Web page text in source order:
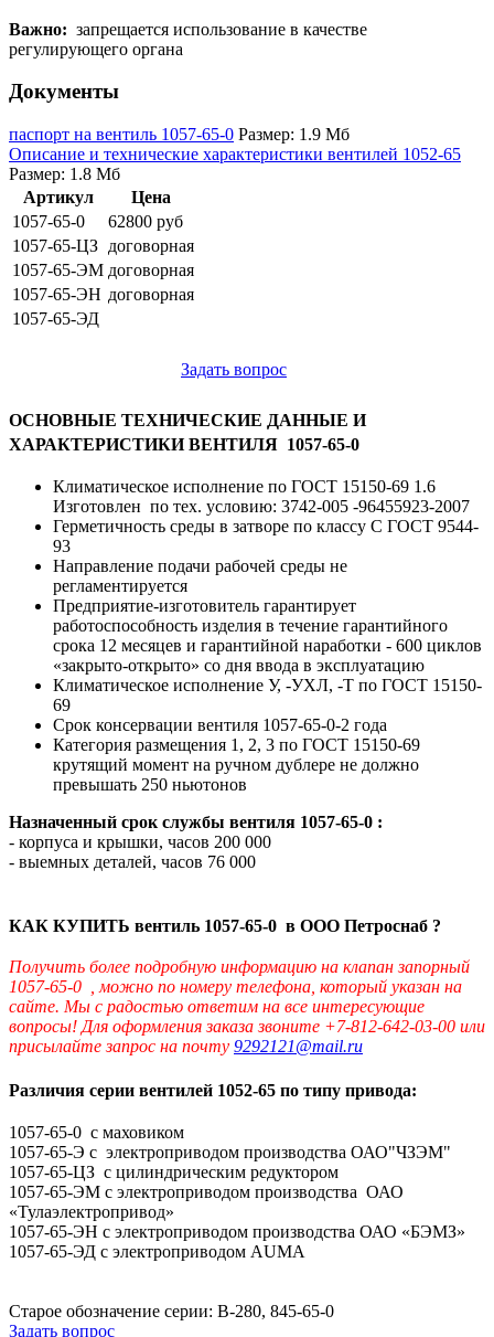
Важно: запрещается использование в качестве
регулирующего органа
Документы
паспорт на вентиль 1057-65-0 Размер: 1.9 Мб
Описание и технические характеристики вентилей 1052-65
Размер: 1.8 Мб
Артикул
Цена
1057-65-0
62800 руб
1057-65-ЦЗ договорная
1057-65-ЭМ договорная
1057-65-ЭН договорная
1057-65-ЭД
Задать вопрос
ОСНОВНЫЕ ТЕХНИЧЕСКИЕ ДАННЫЕ И
ХАРАКТЕРИСТИКИ ВЕНТИЛЯ 1057-65-0
Климатическое исполнение по ГОСТ 15150-69 1.6
Изготовлен по тех. условию: 3742-005 -96455923-2007
Герметичность среды в затворе по классу С ГОСТ 9544-
93
Направление подачи рабочей среды не
регламентируется
Предприятие-изготовитель гарантирует
работоспособность изделия в течение гарантийного
срока 12 месяцев и гарантийной наработки - 600 циклов
«закрыто-открыто» со дня ввода в эксплуатацию
Климатическое исполнение У, -УXЛ, -Т по ГOСT 15150-
69
Срок консервации вентиля 1057-65-0-2 года
Категория размещения 1, 2, 3 по ГOСT 15150-69
крутящий момент на ручном дублере не должно
превышать 250 ньютонов
Назначенный срок службы вентиля 1057-65-0 :
- корпуса и крышки, часов 200 000
- выемных деталей, часов 76 000
КАК КУПИТЬ вентиль 1057-65-0 в ООО Петроснаб ?
Получить более подробную информацию на клапан запорный
1057-65-0 , можно по номеру телефона, который указан на
сайте. Мы с радостью ответим на все интересующие
вопросы! Для оформления заказа звоните +7-812-642-03-00 или
присылайте запрос на почту 9292121@mail.ru
Различия серии вентилей 1052-65 по типу привода:
1057-65-0 с маховиком
1057-65-Э с электроприводом производства ОАО"ЧЗЭМ"
1057-65-ЦЗ с цилиндрическим редуктором
1057-65-ЭМ с электроприводом производства ОАО
«Тулаэлектропривод»
1057-65-ЭН с электроприводом производства ОАО «БЭМЗ»
1057-65-ЭД с электроприводом AUMA
Старое обозначение серии: В-280, 845-65-0
Задать вопрос